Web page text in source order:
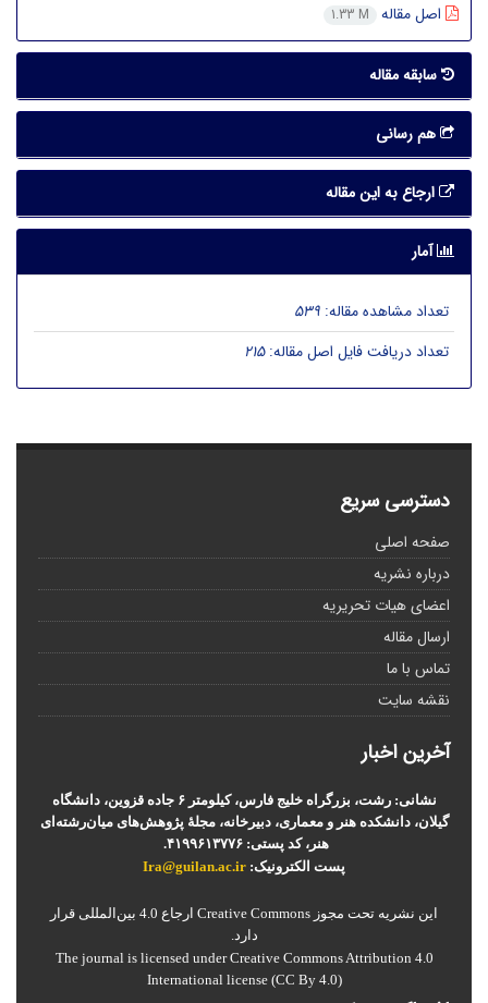
اصل مقاله
1.33 M
سابقه مقاله
هم رسانی
ارجاع به این مقاله
آمار
تعداد مشاهده مقاله: 539
تعداد دریافت فایل اصل مقاله:215
دسترسی سریع
صفحه اصلی
درباره نشریه
اعضای هیات تحریریه
ارسال مقاله
تماس با ما
نقشه سایت
آخرین اخبار
نشانی: رشت، بزرگراه خلیج فارس، کیلومتر ۶ جاده قزوین، دانشگاه
گیلان، دانشکده هنر و معماری، دبیرخانه، مجلۀ پژوهش‌های میان‌رشته‌ای
هنر، کد پستی: ۴۱۹۹۶۱۳۷۷۶.
پست الکترونیک: Ira@guilan.ac.ir
این نشریه تحت مجوز Creative Commons ارجاع 4.0 بین‌المللی قرار
دارد.
The journal is licensed under Creative Commons Attribution 4.0
International license (CC By 4.0)